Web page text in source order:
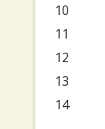
10
11
12
13
14